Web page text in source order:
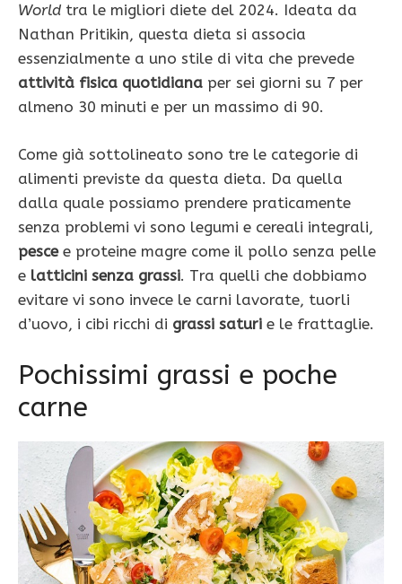
World tra le migliori diete del 2024. Ideata da
Nathan Pritikin, questa dieta si associa
essenzialmente a uno stile di vita che prevede
attività fisica quotidiana per sei giorni su 7 per
almeno 30 minuti e per un massimo di 90.
Come già sottolineato sono tre le categorie di
alimenti previste da questa dieta. Da quella
dalla quale possiamo prendere praticamente
senza problemi vi sono legumi e cereali integrali,
pescee proteine magre come il pollo senza pelle
e latticini senza grassi. Tra quelli che dobbiamo
evitare vi sono invece le carni lavorate, tuorli
d’uovo, i cibi ricchi di grassi saturi e le frattaglie.
Pochissimi grassi e poche
carne